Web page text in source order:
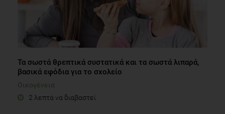
Τα σωστά θρεπτικά συστατικά και τα σωστά λιπαρά,
βασικά εφόδια για το σχολείο
Οικογένεια
2 λεπτά να διαβαστεί